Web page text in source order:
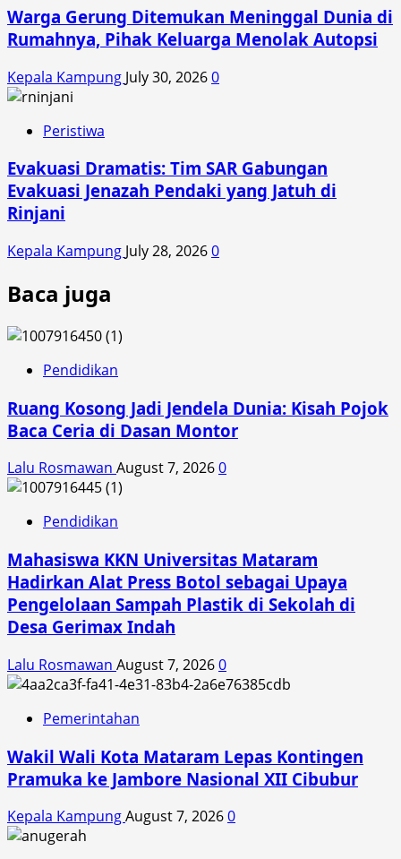
Warga Gerung Ditemukan Meninggal Dunia di
Rumahnya, Pihak Keluarga Menolak Autopsi
Kepala Kampung July 30, 20260
Peristiwa
Evakuasi Dramatis: Tim SAR Gabungan
Evakuasi Jenazah Pendaki yang Jatuh di
Rinjani
Kepala Kampung July 28, 20260
Baca juga
Pendidikan
Ruang Kosong Jadi Jendela Dunia: Kisah Pojok
Baca Ceria di Dasan Montor
Lalu Rosmawan August 7, 20260
Pendidikan
Mahasiswa KKN Universitas Mataram
Hadirkan Alat Press Botol sebagai Upaya
Pengelolaan Sampah Plastik di Sekolah di
Desa Gerimax Indah
Lalu Rosmawan August 7, 20260
Pemerintahan
Wakil Wali Kota Mataram Lepas Kontingen
Pramuka ke Jambore Nasional XII Cibubur
Kepala KampungAugust 7, 20260